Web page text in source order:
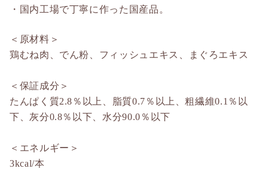
・国内工場で丁寧に作った国産品。
＜原材料＞
鶏むね肉、でん粉、フィッシュエキス、まぐろエキス
＜保証成分＞
たんぱく質2.8％以上、脂質0.7％以上、粗繊維0.1％以
下、灰分0.8％以下、水分90.0％以下
＜エネルギー＞
3kcal/本